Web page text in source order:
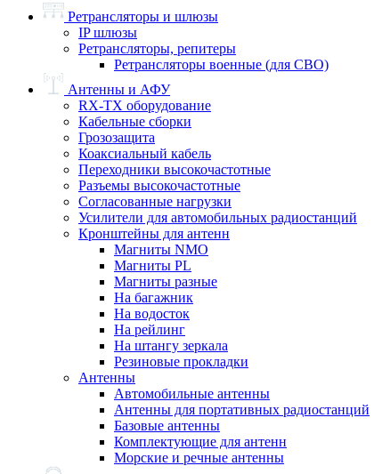
Ретрансляторы и шлюзы
IP шлюзы
Ретрансляторы, репитеры
Ретрансляторы военные (для СВО)
Антенны и АФУ
RX-TX оборудование
Кабельные сборки
Грозозащита
Коаксиальный кабель
Переходники высокочастотные
Разъемы высокочастотные
Согласованные нагрузки
Усилители для автомобильных радиостанций
Кронштейны для антенн
Магниты NMO
Магниты PL
Магниты разные
На багажник
На водосток
На рейлинг
На штангу зеркала
Резиновые прокладки
Антенны
Автомобильные антенны
Антенны для портативных радиостанций
Базовые антенны
Комплектующие для антенн
Морские и речные антенны